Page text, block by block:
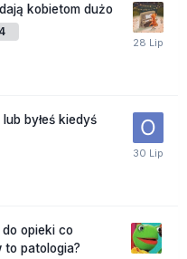
kobietom dużo
4
byłeś kiedyś
opieki co
to patologia?